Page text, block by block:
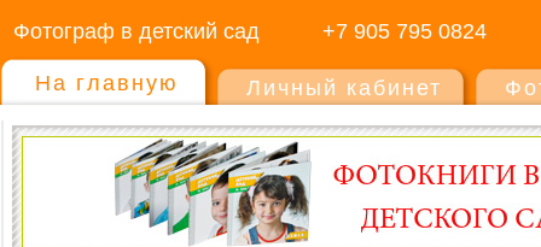
Фотограф в детский сад +7 905 795 0824
На главную Личный кабинет